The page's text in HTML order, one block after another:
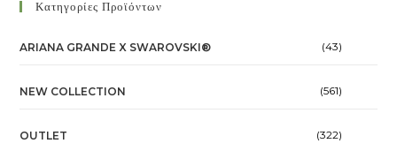
Κατηγορίες Προϊόντων
ARIANA GRANDE X SWAROVSKI® (43)
NEW COLLECTION (561)
OUTLET (322)